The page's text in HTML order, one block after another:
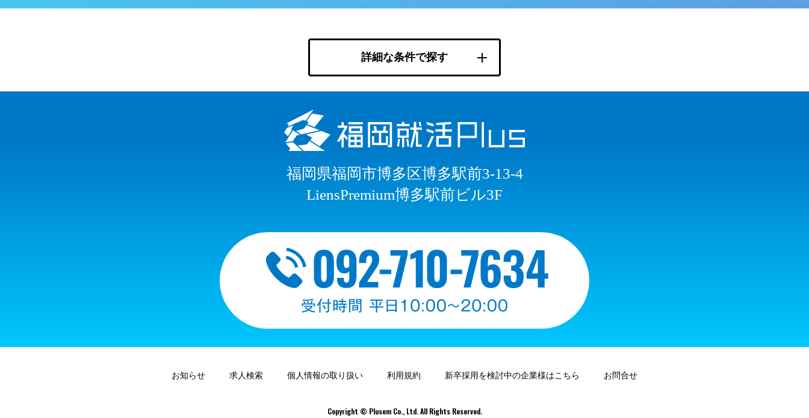
詳細な条件で探す
福岡県福岡市博多区博多駅前3-13-4
LiensPremium博多駅前ビル3F
お知らせ 求人検索 個人情報の取り扱い 利用規約 新卒採用を検討中の企業様はこちら お問合せ
Copyright © Plusem Co., Ltd. All Rights Reserved.